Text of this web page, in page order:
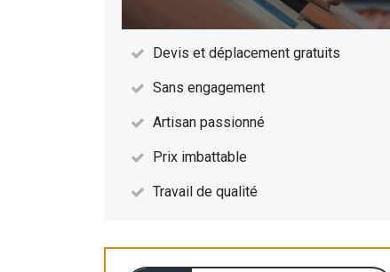
Devis et déplacement gratuits
Sans engagement
Artisan passionné
Prix imbattable
Travail de qualité